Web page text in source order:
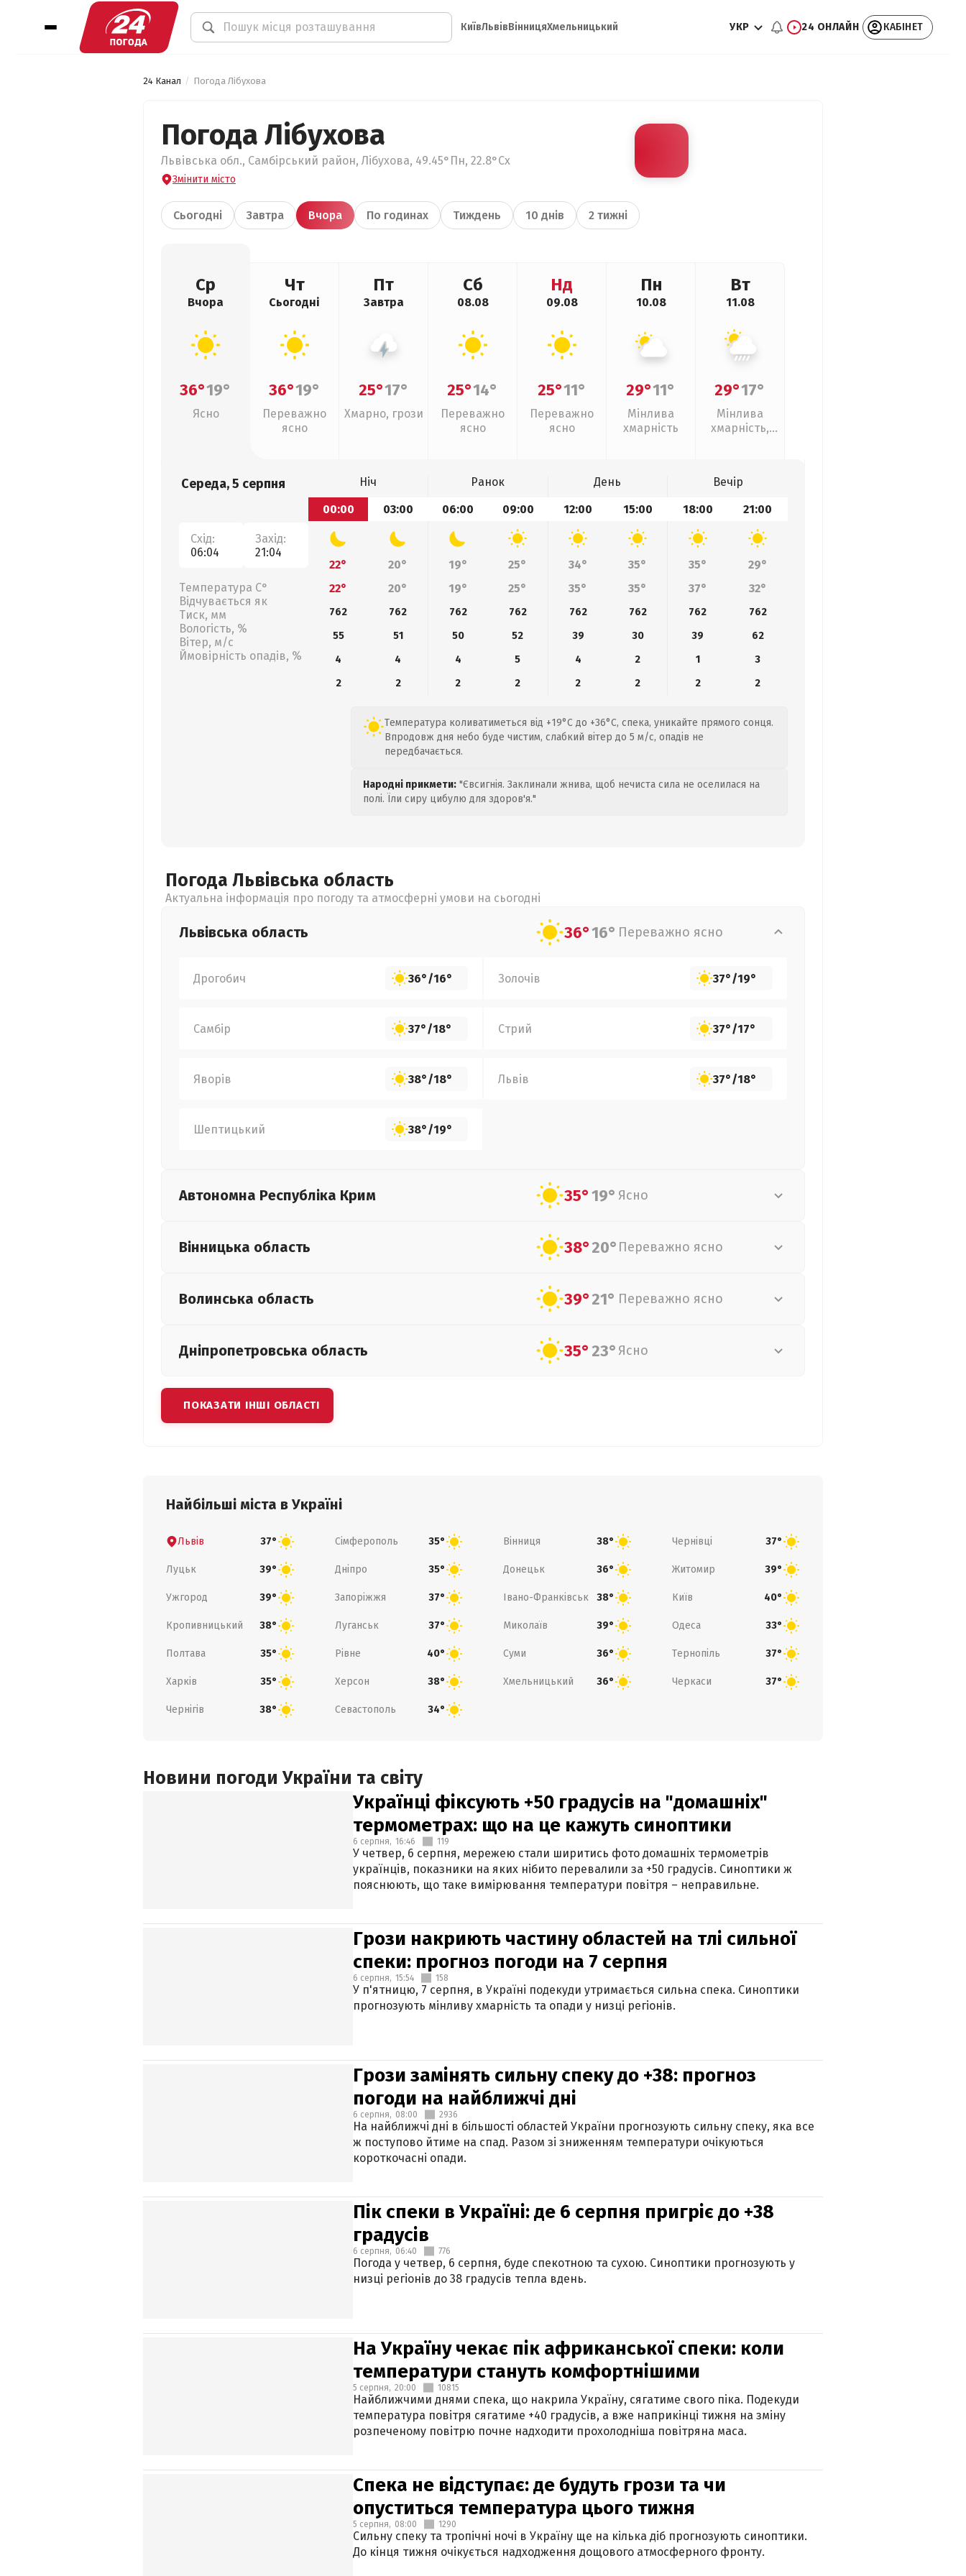
КиївЛьвівВінницяХмельницький УКР 24 ОНЛАЙН КАБІНЕТ
24 Канал Погода Лібухова
Погода Лібухова
Львівська обл., Самбірський район, Лібухова, 49.45°Пн, 22.8°Сх
Змінити місто
Сьогодні Завтра Вчора По годинах Тиждень 10 днів 2 тижні
Ср
Вчора
36°19°
Ясно
Чт
Сьогодні
36°19°
Переважно
ясно
Пт
Завтра
25°17°
Хмарно, грози
Сб
08.08
25°14°
Переважно
ясно
Нд
09.08
25°11°
Переважно
ясно
Пн
10.08
29°11°
Мінлива
хмарність
Вт
11.08
29°17°
Мінлива
хмарність,
Середа, 5 серпня
Схід:
06:04
Захід:
21:04
Температура С°
Відчувається як
Тиск, мм
Вологість, %
Вітер, м/с
Ймовірність опадів, %
Ніч Ранок День
Вечір
00:00
03:00 06:00 09:00 12:00 15:00 18:00 21:00
22° 20° 19° 25° 34° 35° 35°
29°
22°
20° 19° 25° 35° 35° 37° 32°
762 762 762 762 762 762 762
762
55
51 50 52 39 30 39
62
4
4 4 5 4 2 1
3
2
2 2 2 2 2 2 2
Температура коливатиметься від +19°C до +36°C, спека, уникайте прямого сонця.
Впродовж дня небо буде чистим, слабкий вітер до 5 м/с, опадів не
передбачається.
Народні прикмети: "Євсигнія. Заклинали жнива, щоб нечиста сила не оселилася на
полі. Їли сиру цибулю для здоров'я."
Погода Львівська область
Актуальна інформація про погоду та атмосферні умови на сьогодні
Львівська область 36°16° Переважно ясно
Дрогобич 36°/16° Золочів 37°/19°
Самбір 37°/18° Стрий 37°/17°
Яворів 38°/18° Львів 37°/18°
Шептицький 38°/19°
Автономна Республіка Крим 35°19° Ясно
Вінницька область 38°20° Переважно ясно
Волинська область 39°21° Переважно ясно
Дніпропетровська область 35°23° Ясно
ПОКАЗАТИ ІНШІ ОБЛАСТІ
Найбільші міста в Україні
Львів 37° Сімферополь 35° Вінниця 38° Чернівці 37°
Луцьк 39° Дніпро 35° Донецьк 36° Житомир 39°
Ужгород 39° Запоріжжя 37° Івано-Франківськ 38° Київ 40°
Кропивницький 38° Луганськ 37° Миколаїв 39° Одеса 33°
Полтава 35° Рівне 40° Суми 36° Тернопіль 37°
Харків 35° Херсон 38° Хмельницький 36° Черкаси 37°
Чернігів 38° Севастополь 34°
Новини погоди України та світу
Українці фіксують +50 градусів на "домашніх"
термометрах: що на це кажуть синоптики
6 серпня, 16:46 119
У четвер, 6 серпня, мережею стали ширитись фото домашніх термометрів
українців, показники на яких нібито перевалили за +50 градусів. Синоптики ж
пояснюють, що таке вимірювання температури повітря – неправильне.
Грози накриють частину областей на тлі сильної
спеки: прогноз погоди на 7 серпня
6 серпня, 15:54 158
У п'ятницю, 7 серпня, в Україні подекуди утримається сильна спека. Синоптики
прогнозують мінливу хмарність та опади у низці регіонів.
Грози замінять сильну спеку до +38: прогноз
погоди на найближчі дні
6 серпня, 08:00 2936
На найближчі дні в більшості областей України прогнозують сильну спеку, яка все
ж поступово йтиме на спад. Разом зі зниженням температури очікуються
короткочасні опади.
Пік спеки в Україні: де 6 серпня пригріє до +38
градусів
6 серпня, 06:40 776
Погода у четвер, 6 серпня, буде спекотною та сухою. Синоптики прогнозують у
низці регіонів до 38 градусів тепла вдень.
На Україну чекає пік африканської спеки: коли
температури стануть комфортнішими
5 серпня, 20:00 10815
Найближчими днями спека, що накрила Україну, сягатиме свого піка. Подекуди
температура повітря сягатиме +40 градусів, а вже наприкінці тижня на зміну
розпеченому повітрю почне надходити прохолодніша повітряна маса.
Спека не відступає: де будуть грози та чи
опуститься температура цього тижня
5 серпня, 08:00 1290
Сильну спеку та тропічні ночі в Україну ще на кілька діб прогнозують синоптики.
До кінця тижня очікується надходження дощового атмосферного фронту.